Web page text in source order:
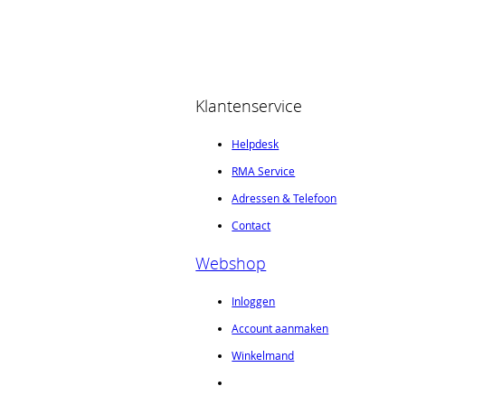
Klantenservice
Helpdesk
RMA Service
Adressen & Telefoon
Contact
Webshop
Inloggen
Account aanmaken
Winkelmand